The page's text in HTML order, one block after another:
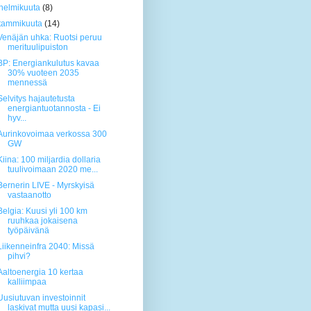
(8)
(14)
uhka: Ruotsi peruu
merituulipuiston
Energiankulutus kavaa
30% vuoteen 2035
mennessä
hajautetusta
energiantuotannosta - Ei
hyv...
verkossa 300
GW
100 miljardia dollaria
tuulivoimaan 2020 me...
LIVE - Myrskyisä
vastaanotto
Kuusi yli 100 km
ruuhkaa jokaisena
työpäivänä
2040: Missä
pihvi?
10 kertaa
kalliimpaa
investoinnit
laskivat mutta uusi kapasi...